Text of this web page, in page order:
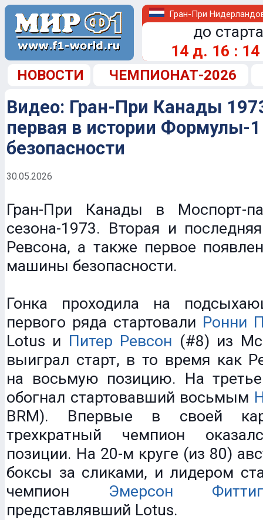
Гран-При
до
14 д. 16 : 14
НОВОСТИ ЧЕМПИОНАТ-2026
Видео: Гран-При Канады
первая в истории Формулы-
безопасности
30.05.2026
Гран-При Канады в Моспорт-
сезона-1973. Вторая и
Ревсона, а также первое
машины безопасности.
Гонка проходила на
первого ряда стартовали Ронни
Lotus и Питер Ревсон (#8) из
выиграл старт, в то время как
на восьмую позицию. На
обогнал стартовавший восьмым
BRM). Впервые в своей
трехкратный чемпион
позиции. На 20-м круге (из 80)
боксы за сликами, и лидером
чемпион Эмерсон
представлявший Lotus.